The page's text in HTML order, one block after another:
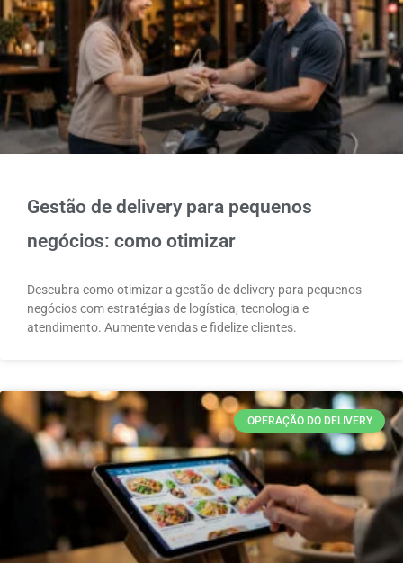
Gestão de delivery para pequenos
negócios: como otimizar
Descubra como otimizar a gestão de delivery para pequenos
negócios com estratégias de logística, tecnologia e
atendimento. Aumente vendas e fidelize clientes.
OPERAÇÃO DO DELIVERY